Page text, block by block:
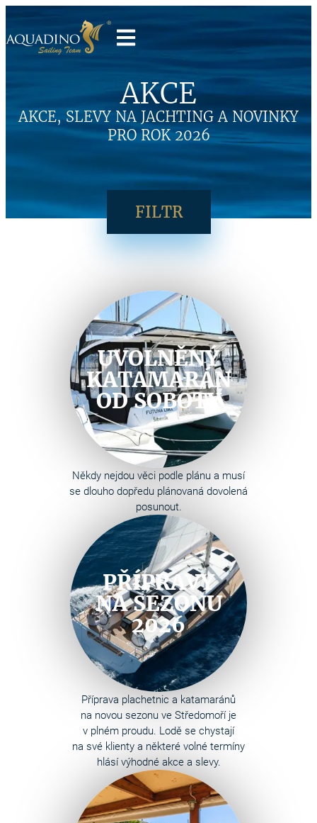
AKCE
AKCE, SLEVY NA JACHTING A NOVINKY
PRO ROK 2026
FILTR
UVOLNĚNÝ
KATAMARÁN
OD SOBOTY
Někdy nejdou věci podle plánu a musí
se dlouho dopředu plánovaná dovolená
posunout.
PŘÍPRAVY
NA SEZONU
2026
Příprava plachetnic a katamaránů
na novou sezonu ve Středomoří je
v plném proudu. Lodě se chystají
na své klienty a některé volné termíny
hlásí výhodné akce a slevy.